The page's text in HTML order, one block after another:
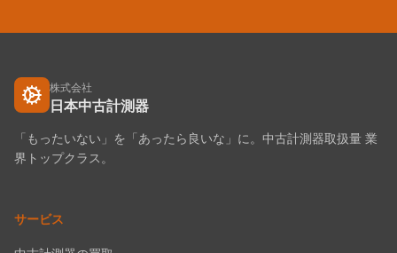
株式会社
日本中古計測器
「もったいない」を「あったら良いな」に。中古計測器取扱量 業
界トップクラス。
サービス